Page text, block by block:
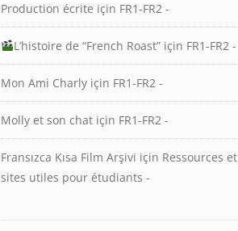
Production écrite için FR1-FR2 -
L’histoire de “French Roast”için FR1-FR2 -
Mon Ami Charly için FR1-FR2 -
Molly et son chat için FR1-FR2 -
Fransızca Kısa Film Arşivi için Ressources et
sites utiles pour étudiants -